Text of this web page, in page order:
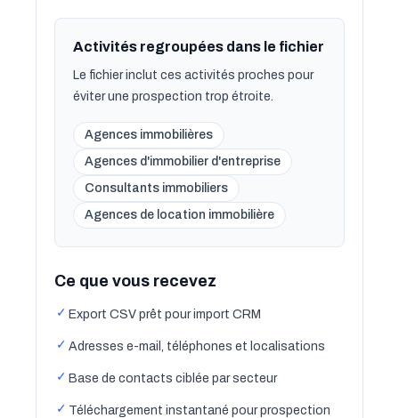
Activités regroupées dans le fichier
Le fichier inclut ces activités proches pour
éviter une prospection trop étroite.
Agences immobilières
Agences d'immobilier d'entreprise
Consultants immobiliers
Agences de location immobilière
Ce que vous recevez
✓ Export CSV prêt pour import CRM
✓ Adresses e-mail, téléphones et localisations
✓ Base de contacts ciblée par secteur
✓ Téléchargement instantané pour prospection